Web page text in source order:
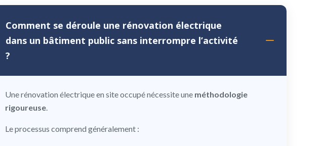
Comment se déroule une rénovation électrique
dans un bâtiment public sans interrompre l’activité
?
Une rénovation électrique en site occupé nécessite une méthodologie
rigoureuse.
Le processus comprend généralement :